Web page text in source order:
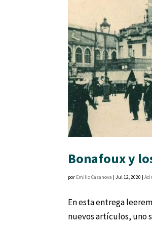
Bonafoux y
por Emilio Casanova |Jul 12, 2020 |
En esta entrega
nuevos artículos, uno